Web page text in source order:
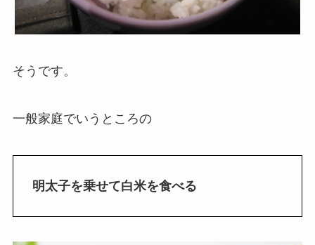
そうです。
一般家庭でいうところの
明太子を乗せて白米を食べる